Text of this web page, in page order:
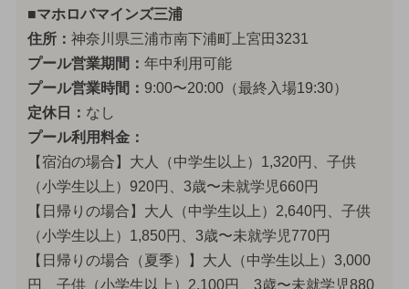
■マホロバマインズ三浦
住所： 神奈川県三浦市南下浦町上宮田3231
プール営業期間： 年中利用可能
プール営業時間： 9:00〜20:00（最終入場19:30）
定休日： なし
プール利用料金：
【宿泊の場合】大人（中学生以上）1,320円、子供
（小学生以上）920円、3歳〜未就学児660円
【日帰りの場合】大人（中学生以上）2,640円、子供
（小学生以上）1,850円、3歳〜未就学児770円
【日帰りの場合（夏季）】大人（中学生以上）3,000
円、子供（小学生以上）2,100円、3歳〜未就学児880